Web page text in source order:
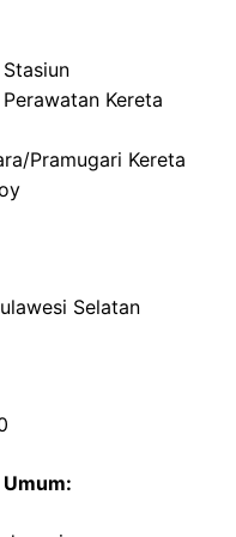
Kereta
Pramugari Kereta
Selatan